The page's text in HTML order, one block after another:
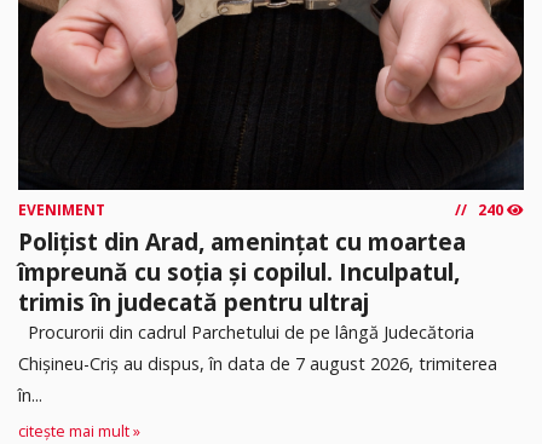
EVENIMENT 240
Polițist din Arad, amenințat cu moartea
împreună cu soția și copilul. Inculpatul,
trimis în judecată pentru ultraj
Procurorii din cadrul Parchetului de pe lângă Judecătoria
Chișineu-Criș au dispus, în data de 7 august 2026, trimiterea
în...
citește mai mult »